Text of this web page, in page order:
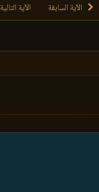
الآية السابقة الآية التالية